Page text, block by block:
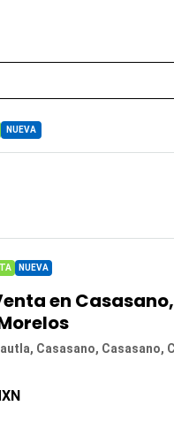
NUEVA
NUEVA
en Casasano,
Casasano, Casasano,